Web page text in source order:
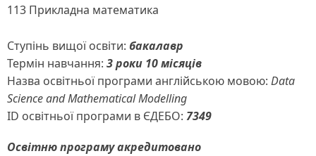
113 Прикладна математика
Ступінь вищої освіти: бакалавр
Термін навчання: 3 роки 10 місяців
Назва освітньої програми англійською мовою: Data
Science and Mathematical Modelling
ID освітньої програми в ЄДЕБО: 7349
Освітню програму акредитовано